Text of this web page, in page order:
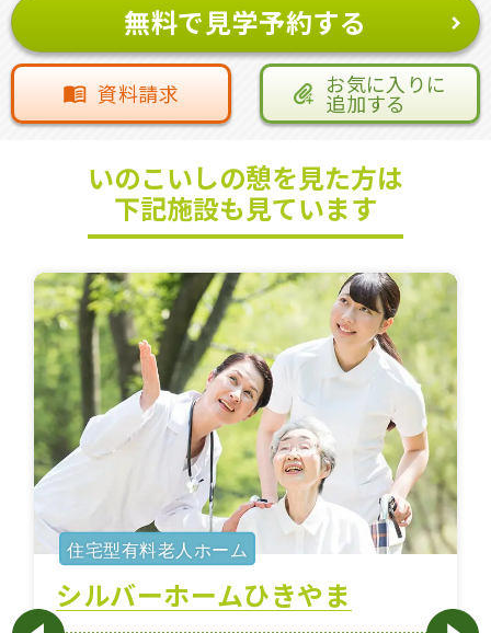
無料で見学予約する
資料請求 お気に入りに
追加する
いのこいしの憩を見た方は
下記施設も見ています
住宅型有料老人ホーム
シルバーホームひきやま